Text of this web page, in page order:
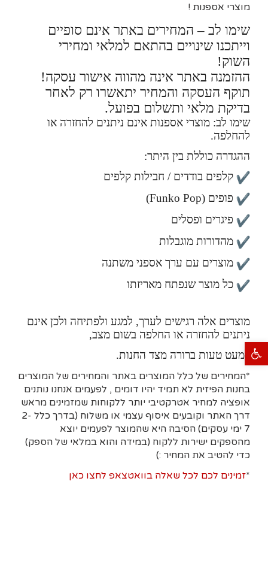
פתח סרגל נגישות
מוצרי אספנות !
שימו לב – המחירים באתר אינם סופיים
וייתכנו שינויים בהתאם למלאי ומחירי
השוק!
ההזמנה באתר אינה מהווה אישור עסקה!
תוקף העסקה והמחיר יתאשרו רק לאחר
בדיקת מלאי ותשלום בפועל.
שימו לב: מוצרי אספנות אינם ניתנים להחזרה או
להחלפה.
ההגדרה כוללת בין היתר:
קלפים בודדים / חבילות קלפים
פופים (Funko Pop)
פיגרים ופסלים
מהדורות מוגבלות
מוצרים עם ערך אספני משתנה
כל מוצר שנפתח מאריזתו
מוצרים אלה רגישים לערך, למגע ולפתיחה ולכן אינם
ניתנים להחזרה או החלפה בשום מצב,
למעט טעות ברורה מצד החנות.
*המחירים של כלל המוצרים באתר והמחירים של המוצרים
בחנות הפיזית לא תמיד יהיו דומים , לפעמים אנחנו נותנים
אופציה למחיר אטרקטיבי יותר ללקוחות שמזמינים מראש
דרך האתר וקובעים איסוף עצמי או משלוח (בדרך כלל 2-
7 ימי עסקים)
הסיבה היא שהמוצר לפעמים יוצא
מהספקים ישירות ללקוח (במידה והוא במלאי של הספק)
כדי להטיב את המחיר :)
*זמינים לכם לכל שאלה בוואטצאפ לחצו כאן